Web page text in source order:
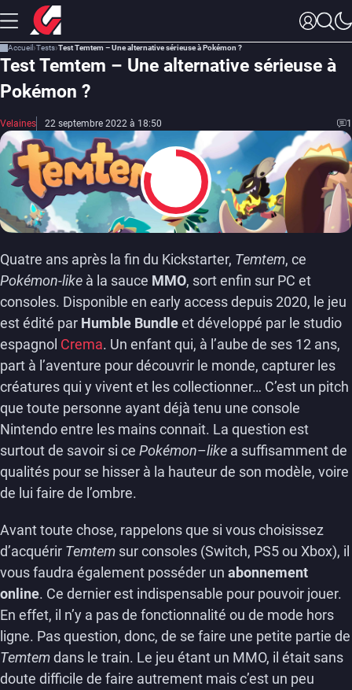
Accueil Tests Test Temtem – Une alternative sérieuse à Pokémon ?
Test Temtem – Une alternative sérieuse à
Pokémon ?
Velaines 22 septembre 2022 à 18:50 1
8
Quatre ans après la fin du Kickstarter, Temtem, ce
Pokémon-like à la sauce MMO, sort enfin sur PC et
consoles. Disponible en early access depuis 2020, le jeu
est édité par Humble Bundleet développé par le studio
espagnol Crema. Un enfant qui, à l’aube de ses 12 ans,
part à l’aventure pour découvrir le monde, capturer les
créatures qui y vivent et les collectionner… C’est un pitch
que toute personne ayant déjà tenu une console
Nintendo entre les mains connait. La question est
surtout de savoir si ce Pokémon–like a suffisamment de
qualités pour se hisser à la hauteur de son modèle, voire
de lui faire de l’ombre.
Avant toute chose, rappelons que si vous choisissez
d’acquérir Temtem sur consoles (Switch, PS5 ou Xbox), il
vous faudra également posséder un abonnement
online. Ce dernier est indispensable pour pouvoir jouer.
En effet, il n’y a pas de fonctionnalité ou de mode hors
ligne. Pas question, donc, de se faire une petite partie de
Temtemdans le train. Le jeu étant un MMO, il était sans
doute difficile de faire autrement mais c’est un peu